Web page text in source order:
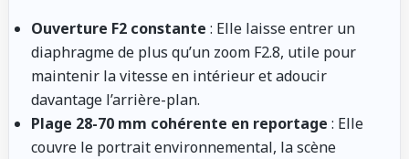
Ouverture F2 constante : Elle laisse entrer un
diaphragme de plus qu’un zoom F2.8, utile pour
maintenir la vitesse en intérieur et adoucir
davantage l’arrière-plan.
Plage 28-70 mm cohérente en reportage : Elle
couvre le portrait environnemental, la scène